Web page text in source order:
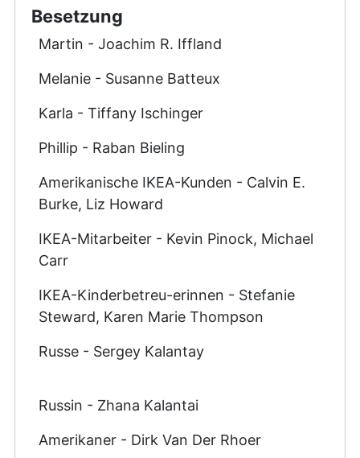
Besetzung
Martin - Joachim R. Iffland
Melanie - Susanne Batteux
Karla - Tiffany Ischinger
Phillip - Raban Bieling
Amerikanische IKEA-Kunden - Calvin E.
Burke, Liz Howard
IKEA-Mitarbeiter - Kevin Pinock, Michael
Carr
IKEA-Kinderbetreu-erinnen - Stefanie
Steward, Karen Marie Thompson
Russe - Sergey Kalantay
Russin - Zhana Kalantai
Amerikaner - Dirk Van Der Rhoer